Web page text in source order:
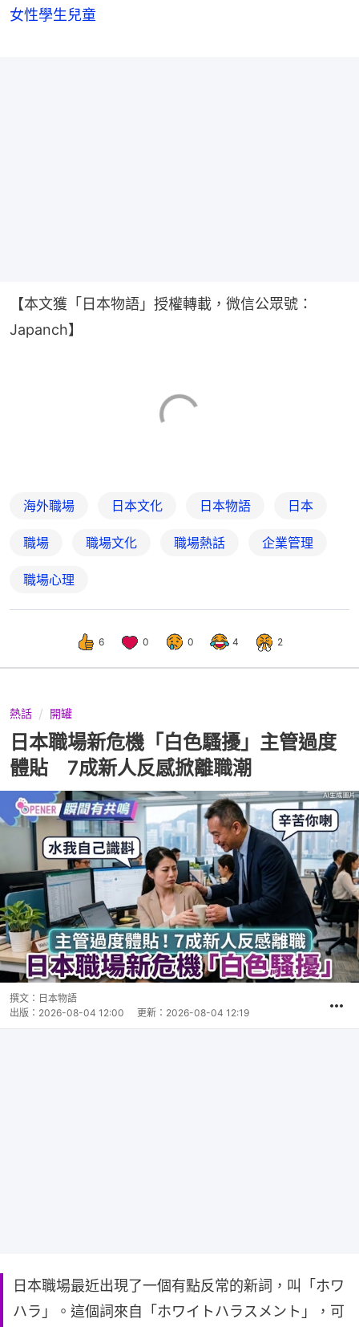
女性學生兒童
【本文獲「日本物語」授權轉載，微信公眾號：
Japanch】
海外職場 日本文化 日本物語 日本
職場 職場文化 職場熱話 企業管理
職場心理
6 0 0 4 2
熱話 開罐
日本職場新危機「白色騷擾」主管過度
體貼 7成新人反感掀離職潮
撰文： 日本物語
出版： 2026-08-04 12:00 更新： 2026-08-04 12:19
日本職場最近出現了一個有點反常的新詞，叫「ホワ
ハラ」。這個詞來自「ホワイトハラスメント」，可